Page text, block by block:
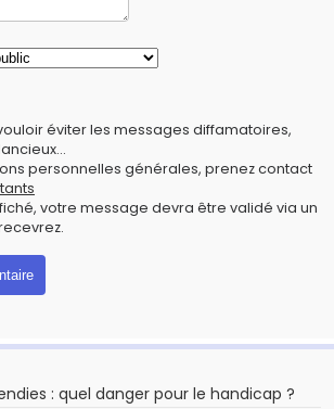
éviter les messages diffamatoires,
personnelles générales, prenez contact
votre message devra être validé via un
: quel danger pour le handicap ?